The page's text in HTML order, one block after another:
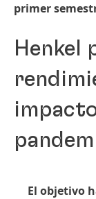
primer
Henkel
El objetivo